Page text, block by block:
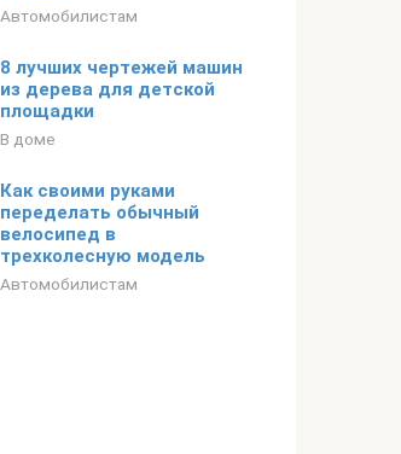
Автомобилистам
8 лучших чертежей машин
из дерева для детской
площадки
В доме
Как своими руками
переделать обычный
велосипед в
трехколесную модель
Автомобилистам